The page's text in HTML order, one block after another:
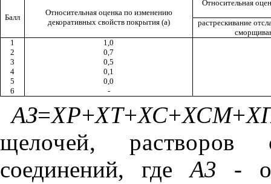
Балл
Относительная оценка по изменению
декоративных свойств покрытия (а)
Относительная
растрескивание
1
1,0
2
0,7
3
0,5
4
0,1
5
0,0
6
-
АЗ=ХР+ХТ+ХС+ХСМ+
щелочей, растворов
соединений, гдеA3 -